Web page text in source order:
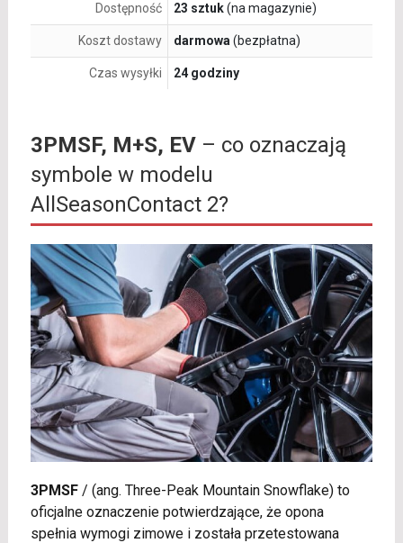
Dostępność 23 sztuk(na magazynie)
Koszt dostawy darmowa (bezpłatna)
Czas wysyłki 24 godziny
3PMSF, M+S, EV– co oznaczają
symbole w modelu
AllSeasonContact 2?
3PMSF/ (ang. Three-Peak Mountain Snowflake) to
oficjalne oznaczenie potwierdzające, że opona
spełnia wymogi zimowe i została przetestowana